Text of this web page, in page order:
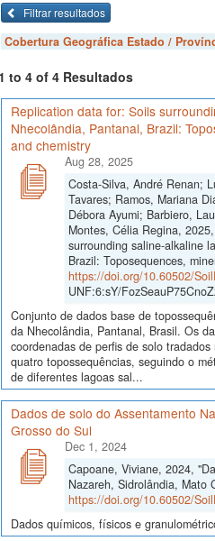
Filtrar resultados
Cobertura Geográfica Estado /
to 4 of 4 Resultados
Replication data for: Soils
Nhecolândia, Pantanal, Brazil:
and chemistry
Aug 28, 2025
Costa-Silva, André Renan;
Tavares; Ramos, Mariana
Débora Ayumi; Barbiero,
Montes, Célia Regina,
surrounding saline-alkaline
Brazil: Toposequences,
https://doi.org/10.60502/
UNF:6:sY/
Conjunto de dados base de
da Nhecolândia, Pantanal, Brasil. Os
coordenadas de perfis de solo
quatro topossequências, seguindo o
de diferentes lagoas sal...
Dados de solo do Assentamento
Grosso do Sul
Dec 1, 2024
Capoane, Viviane, 2024,
Nazareh, Sidrolândia, Mato
https://doi.org/10.60502/
Dados químicos, físicos e